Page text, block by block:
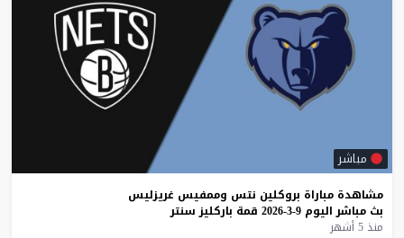
مباشر
مشاهدة مباراة بروكلين نتس وممفيس غريزليس
بث مباشر اليوم 9-3-2026 قمة باركليز سنتر
منذ 5 أشهر